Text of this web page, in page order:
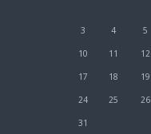
3 4 5
10 11 12
17 18 19
24 25 26
31